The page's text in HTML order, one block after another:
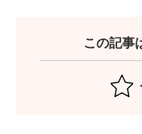
この記事